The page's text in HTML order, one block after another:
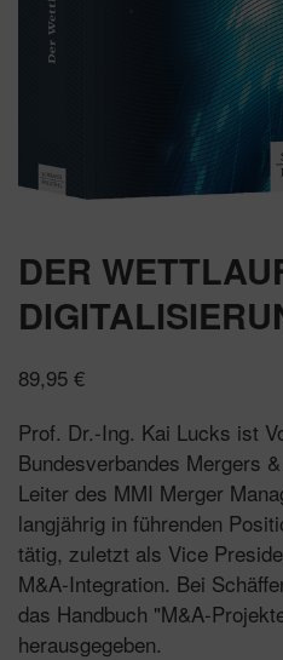
DER
89,95 €
Prof. Dr.-Ing. Kai Lucks ist
Bundesverbandes Mergers
Leiter des MMI Merger
langjährig in führenden
tätig, zuletzt als Vice
M&A-Integration. Bei
das Handbuch "M&A-
herausgegeben.